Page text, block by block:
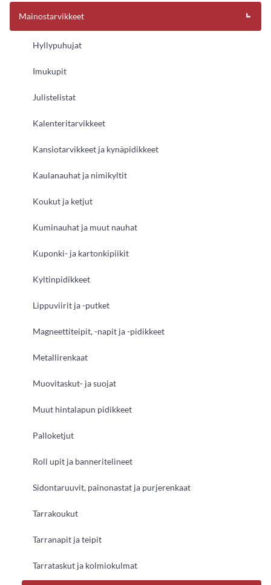
Mainostarvikkeet
Hyllypuhujat
Imukupit
Julistelistat
Kalenteritarvikkeet
Kansiotarvikkeet ja kynäpidikkeet
Kaulanauhat ja nimikyltit
Koukut ja ketjut
Kuminauhat ja muut nauhat
Kuponki- ja kartonkipiikit
Kyltinpidikkeet
Lippuviirit ja -putket
Magneettiteipit, -napit ja -pidikkeet
Metallirenkaat
Muovitaskut- ja suojat
Muut hintalapun pidikkeet
Palloketjut
Roll upit ja banneritelineet
Sidontaruuvit, painonastat ja purjerenkaat
Tarrakoukut
Tarranapit ja teipit
Tarrataskut ja kolmiokulmat